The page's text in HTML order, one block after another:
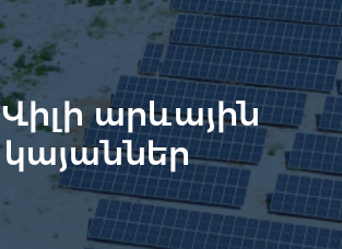
արևային
կայաններ